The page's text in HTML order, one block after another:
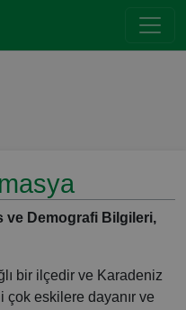
ve Demografi Bilgileri,
bir ilçedir ve Karadeniz
çok eskilere dayanır ve